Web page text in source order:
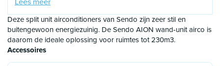
gecertificeerd F-gassen monteur. Gezien deze verplichting
zijn verkopende bedrijven ook verplicht om te registeren of
dit daadwerkelijk gebeurd. Uiteraard kunnen wij ook de
inbedrijfstelling voor u realiseren hier zitten kosten aan
verbonden maar de hoogte hiervan is wel beperkt.
Deze split unit airconditioners van Sendo zijn zeer stil en
buitengewoon energiezuinig. De Sendo AION wand-unit airco is
daarom de ideale oplossing voor ruimtes tot 230m3.
Accessoires